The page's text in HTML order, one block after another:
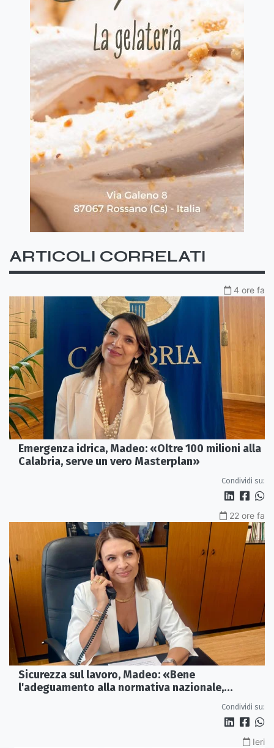
ARTICOLI CORRELATI
4 ore fa
Emergenza idrica, Madeo: «Oltre 100 milioni alla
Calabria, serve un vero Masterplan»
Condividi su:
22 ore fa
Sicurezza sul lavoro, Madeo: «Bene
l'adeguamento alla normativa nazionale,
Condividi su:
Ieri